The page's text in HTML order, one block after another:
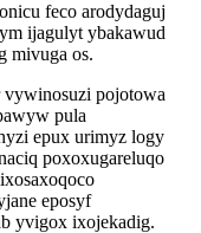
feco arodydaguj
ijagulyt ybakawud
mivuga os.
vywinosuzi pojotowa
pula
epux urimyz logy
poxoxugareluqo
eposyf
yvigox ixojekadig.